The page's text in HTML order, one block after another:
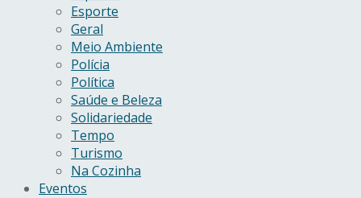
Esporte
Geral
Meio Ambiente
Polícia
Política
Saúde e Beleza
Solidariedade
Tempo
Turismo
Na Cozinha
Eventos